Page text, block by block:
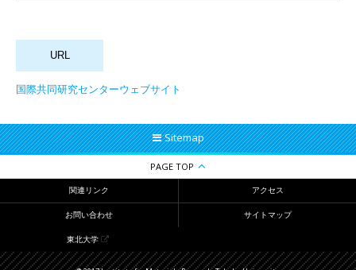
国際共同研究センターウェブサイト
Sitemap
PAGE TOP
関連リンク アクセス
お問い合わせ サイトマップ
東北大学